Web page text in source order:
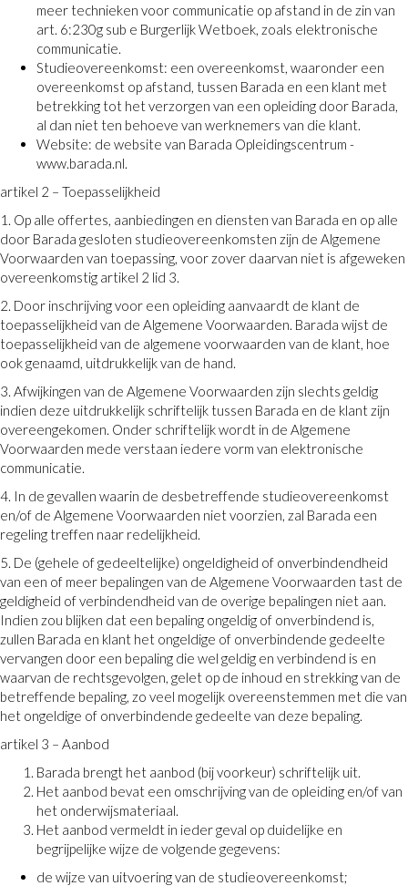
meer technieken voor communicatie op afstand in de zin van
art. 6:230g sub e Burgerlijk Wetboek, zoals elektronische
communicatie.
Studieovereenkomst: een overeenkomst, waaronder een
overeenkomst op afstand, tussen Barada en een klant met
betrekking tot het verzorgen van een opleiding door Barada,
al dan niet ten behoeve van werknemers van die klant.
Website: de website van Barada Opleidingscentrum -
www.barada.nl.
artikel 2 – Toepasselijkheid
1. Op alle offertes, aanbiedingen en diensten van Barada en op alle
door Barada gesloten studieovereenkomsten zijn de Algemene
Voorwaarden van toepassing, voor zover daarvan niet is afgeweken
overeenkomstig artikel 2 lid 3.
2. Door inschrijving voor een opleiding aanvaardt de klant de
toepasselijkheid van de Algemene Voorwaarden. Barada wijst de
toepasselijkheid van de algemene voorwaarden van de klant, hoe
ook genaamd, uitdrukkelijk van de hand.
3. Afwijkingen van de Algemene Voorwaarden zijn slechts geldig
indien deze uitdrukkelijk schriftelijk tussen Barada en de klant zijn
overeengekomen. Onder schriftelijk wordt in de Algemene
Voorwaarden mede verstaan iedere vorm van elektronische
communicatie.
4. In de gevallen waarin de desbetreffende studieovereenkomst
en/of de Algemene Voorwaarden niet voorzien, zal Barada een
regeling treffen naar redelijkheid.
5. De (gehele of gedeeltelijke) ongeldigheid of onverbindendheid
van een of meer bepalingen van de Algemene Voorwaarden tast de
geldigheid of verbindendheid van de overige bepalingen niet aan.
Indien zou blijken dat een bepaling ongeldig of onverbindend is,
zullen Barada en klant het ongeldige of onverbindende gedeelte
vervangen door een bepaling die wel geldig en verbindend is en
waarvan de rechtsgevolgen, gelet op de inhoud en strekking van de
betreffende bepaling, zo veel mogelijk overeenstemmen met die van
het ongeldige of onverbindende gedeelte van deze bepaling.
artikel 3 – Aanbod
Barada brengt het aanbod (bij voorkeur) schriftelijk uit.
Het aanbod bevat een omschrijving van de opleiding en/of van
het onderwijsmateriaal.
Het aanbod vermeldt in ieder geval op duidelijke en
begrijpelijke wijze de volgende gegevens:
de wijze van uitvoering van de studieovereenkomst;